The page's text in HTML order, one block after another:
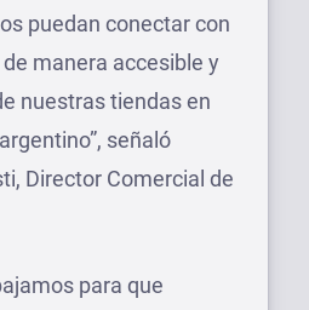
puedan conectar con
manera accesible y
nuestras tiendas en
señaló
Director Comercial de
para que